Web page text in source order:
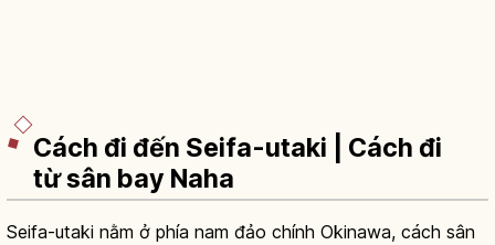
Cách đi đến Seifa-utaki | Cách đi
từ sân bay Naha
Seifa-utaki nằm ở phía nam đảo chính Okinawa, cách sân